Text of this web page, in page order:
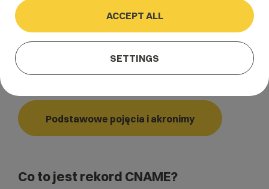
Rekord CNAME
Canonical Name
Podstawowe pojęcia i akronimy
Co to jest rekord CNAME?
ACCEPT ALL
SETTINGS